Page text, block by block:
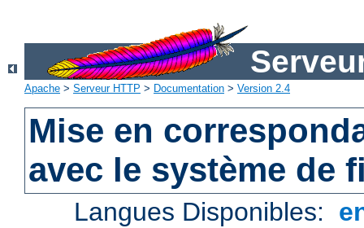
Apache > Serveur HTTP > Documentation > Version 2.4
Mise en
avec le système de
Langues Disponibles: